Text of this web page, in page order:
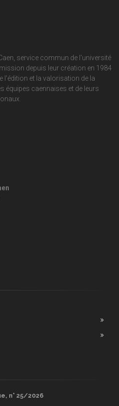
service commun de l'université
depuis leur création en 1984
l'édition et la valorisation de la
équipes caennaises et de leurs
n° 25/2026